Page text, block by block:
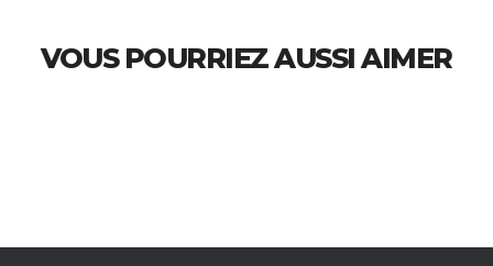
VOUS POURRIEZ AUSSI AIMER